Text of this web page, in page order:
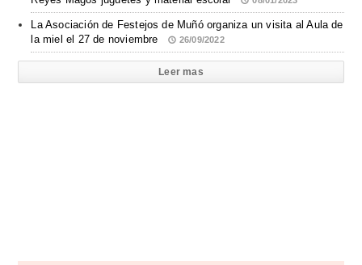
La Asociación de Festejos de Muñó organiza un visita al Aula de
la miel el 27 de noviembre
26/09/2022
Leer mas